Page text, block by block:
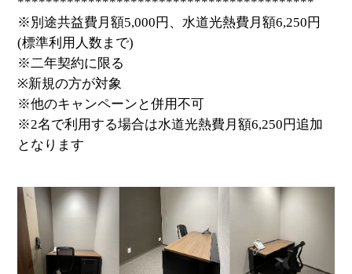
※別途共益費月額5,000円、水道光熱費月額6,250円
(標準利用人数まで)
※二年契約に限る
※新規の方が対象
※他のキャンペーンと併用不可
※2名で利用する場合は水道光熱費月額6,250円追加
となります